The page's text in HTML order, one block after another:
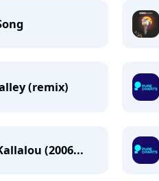
(remix)
(2006...